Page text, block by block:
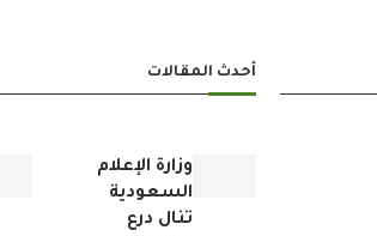
أحدث المقالات
وزارة الإعلام
السعودية
تنال درع